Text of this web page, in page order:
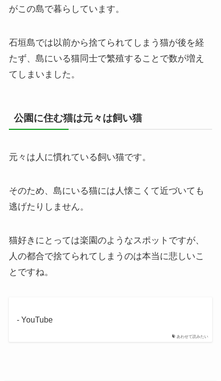
がこの島で暮らしています。
石垣島では以前から捨てられてしまう猫が後を経
たず、島にいる猫同士で繁殖することで数が増え
てしまいました。
公園に住む猫は元々は飼い猫
元々は人に慣れている飼い猫です。
そのため、島にいる猫には人懐こくて近づいても
逃げたりしません。
猫好きにとっては楽園のようなスポットですが、
人の都合で捨てられてしまうのは本当に悲しいこ
とですね。
あわせて読みたい
- YouTube